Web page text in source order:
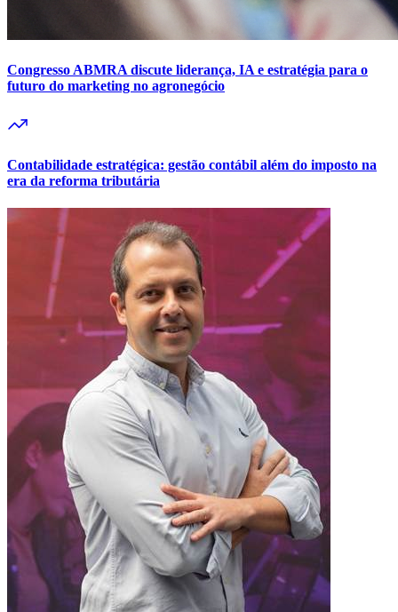
Congresso ABMRA discute liderança, IA e estratégia para o
futuro do marketing no agronegócio
Contabilidade estratégica: gestão contábil além do imposto na
era da reforma tributária